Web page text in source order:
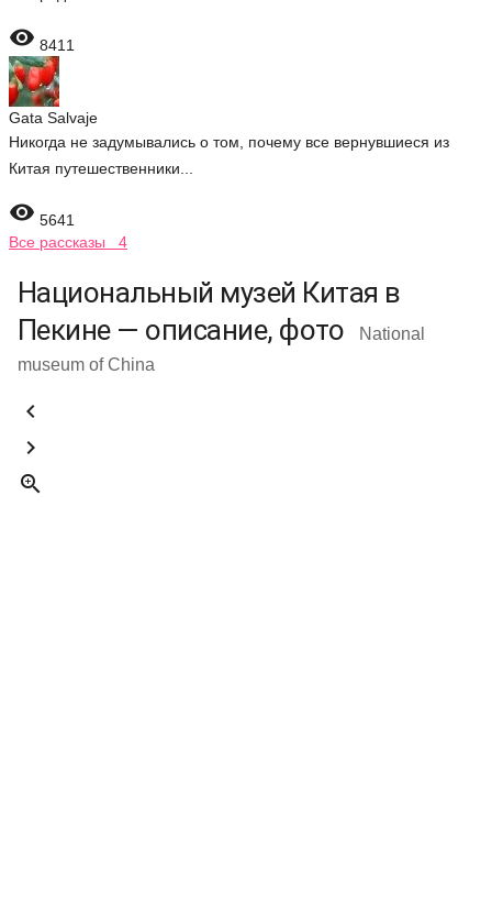
 8411
Gata Salvaje
Никогда не задумывались о том, почему все вернувшиеся из
Китая путешественники...
 5641
Все рассказы 4
Национальный музей Китая в
Пекине — описание, фото
National
museum of China


